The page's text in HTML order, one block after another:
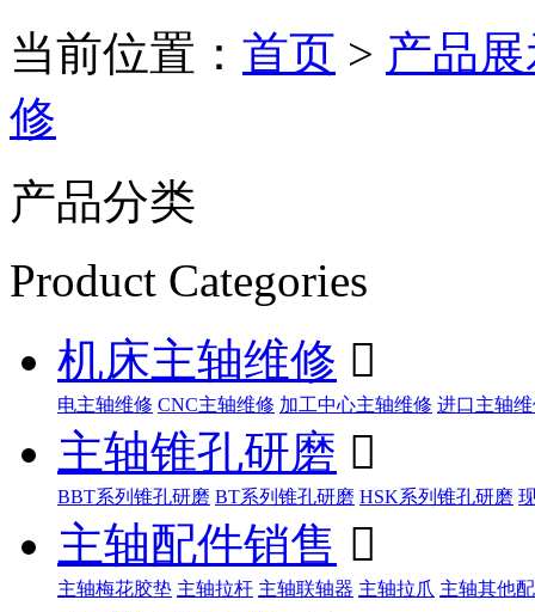
当前位置： 首页 > 产品
修
产品分类
Product Categories
机床主轴维修 
电主轴维修 CNC主轴维修 加工中心主轴维修 进口主轴
主轴锥孔研磨 
BBT系列锥孔研磨 BT系列锥孔研磨 HSK系列锥孔研磨
主轴配件销售 
主轴梅花胶垫 主轴拉杆 主轴联轴器 主轴拉爪 主轴其他